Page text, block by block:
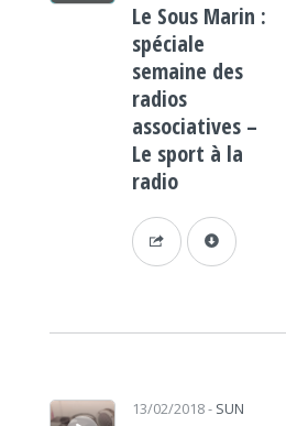
Le Sous Marin :
spéciale
semaine des
radios
associatives –
Le sport à la
radio
Lecteur audio 13/02/2018- SUN